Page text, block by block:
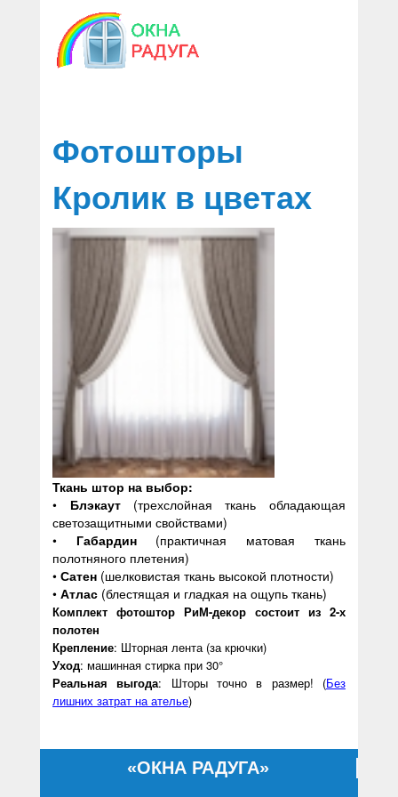
Фотошторы
Кролик в цветах
Ткань штор на выбор:
• Блэкаут(трехслойная ткань обладающая
светозащитными свойствами)
• Габардин(практичная матовая ткань
полотняного плетения)
•Сатен (шелковистая ткань высокой плотности)
•Атлас (блестящая и гладкая на ощупь ткань)
Комплект фотоштор РиМ-декор состоит из 2-х
полотен
Крепление: Шторная лента (за крючки)
Уход: машинная стирка при 30°
Реальная выгода: Шторы точно в размер! (Без
лишних затрат на ателье)
«ОКНА РАДУГА»